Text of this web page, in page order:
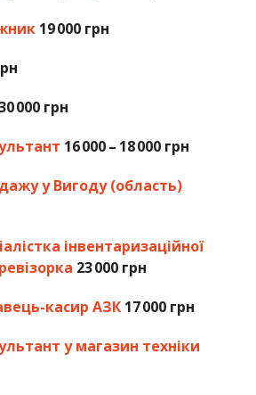
19 000 грн
000 грн
16 000 – 18 000 грн
у Вигоду (область)
інвентаризаційної
23 000 грн
касир АЗК17 000 грн
у магазин техніки